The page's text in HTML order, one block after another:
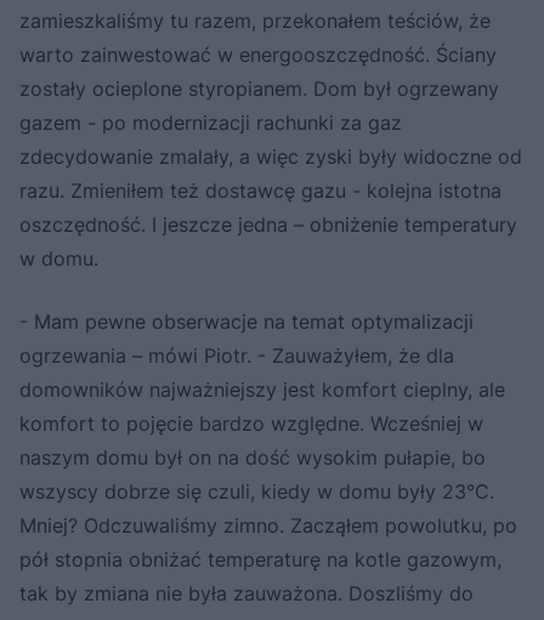
zamieszkaliśmy tu razem, przekonałem teściów, że
warto zainwestować w energooszczędność. Ściany
zostały ocieplone styropianem. Dom był ogrzewany
gazem - po modernizacji rachunki za gaz
zdecydowanie zmalały, a więc zyski były widoczne od
razu. Zmieniłem też dostawcę gazu - kolejna istotna
oszczędność. I jeszcze jedna – obniżenie temperatury
w domu.
- Mam pewne obserwacje na temat optymalizacji
ogrzewania – mówi Piotr. - Zauważyłem, że dla
domowników najważniejszy jest komfort cieplny, ale
komfort to pojęcie bardzo względne. Wcześniej w
naszym domu był on na dość wysokim pułapie, bo
wszyscy dobrze się czuli, kiedy w domu były 23°C.
Mniej? Odczuwaliśmy zimno. Zacząłem powolutku, po
pół stopnia obniżać temperaturę na kotle gazowym,
tak by zmiana nie była zauważona. Doszliśmy do